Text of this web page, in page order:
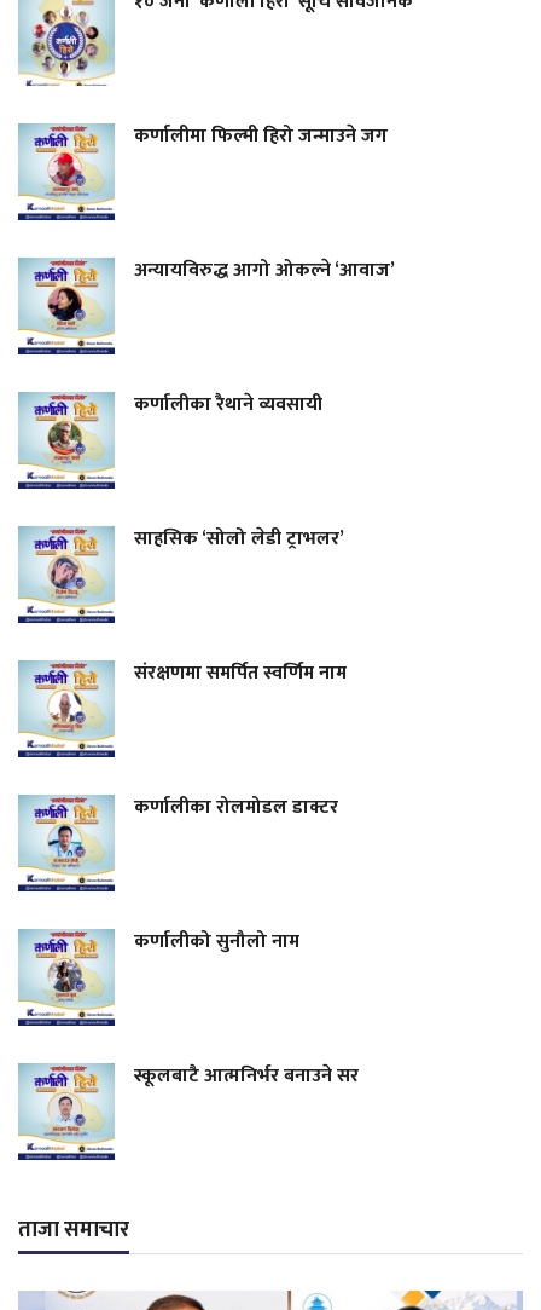
कर्णालीमा फिल्मी हिरो जन्माउने जग
अन्यायविरुद्ध आगो ओकल्ने ‘आवाज’
कर्णालीका रैथाने व्यवसायी
साहसिक ‘सोलो लेडी ट्राभलर’
संरक्षणमा समर्पित स्वर्णिम नाम
कर्णालीका रोलमोडल डाक्टर
कर्णालीको सुनौलो नाम
स्कूलबाटै आत्मनिर्भर बनाउने सर
ताजा समाचार